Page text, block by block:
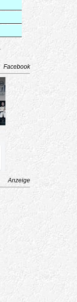
Facebook
Anzeige